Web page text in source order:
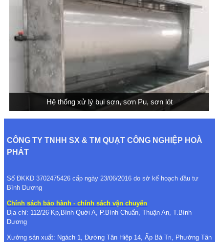
Hệ thống xử lý bụi sơn, sơn Pu, sơn lót
CÔNG TY TNHH SX & TM QUẠT CÔNG NGHIỆP HOÀ
PHÁT
Số ĐKKD 3702475426 cấp ngày 23/06/2016 do sở kế hoạch đầu tư
Bình Dương
Chính sách bảo hành - chính sách vận chuyển
Địa chỉ: 112/26 Kp,Bình Quới A, P.Bình Chuẩn, Thuận An, T.Bình
Dương
Xưởng sản xuất: Ngách 1, Đường Tân Hiệp 14, Ấp Bà Tri, Phường Tân